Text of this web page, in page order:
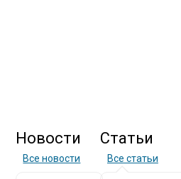
Новости
Все новости
Статьи
Все статьи